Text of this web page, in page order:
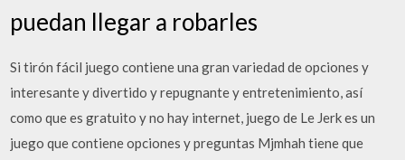
puedan llegar a robarles
Si tirón fácil juego contiene una gran variedad de opciones y
interesante y divertido y repugnante y entretenimiento, así
como que es gratuito y no hay internet, juego de Le Jerk es un
juego que contiene opciones y preguntas Mjmhah tiene que